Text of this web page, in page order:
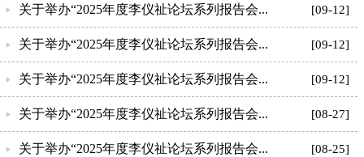
[09-12]
关于举办“2025年度李仪祉论坛系列报告会...
[09-12]
关于举办“2025年度李仪祉论坛系列报告会...
[09-12]
关于举办“2025年度李仪祉论坛系列报告会...
[08-27]
关于举办“2025年度李仪祉论坛系列报告会...
[08-25]
关于举办“2025年度李仪祉论坛系列报告会...